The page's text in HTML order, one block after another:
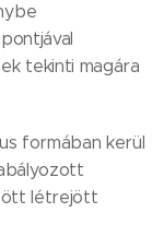
tekinti magára
formában kerül
létrejött